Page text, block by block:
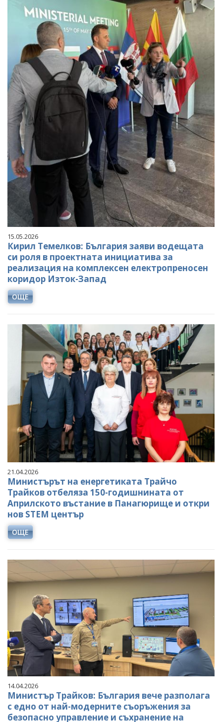
15.05.2026
Кирил Темелков: България заяви водещата
си роля в проектната инициатива за
реализация на комплексен електропреносен
коридор Изток-Запад
ОЩЕ
21.04.2026
Министърът на енергетиката Трайчо
Трайков отбеляза 150-годишнината от
Априлското въстание в Панагюрище и откри
нов STEM център
ОЩЕ
14.04.2026
Министър Трайков: България вече разполага
с едно от най-модерните съоръжения за
безопасно управление и съхранение на